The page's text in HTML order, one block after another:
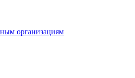
организациям